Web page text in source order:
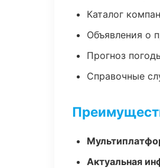
Каталог
Объявления о
Прогноз
Справочные
Актуальная